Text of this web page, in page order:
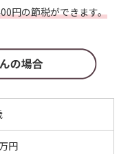
円の節税ができます。
円